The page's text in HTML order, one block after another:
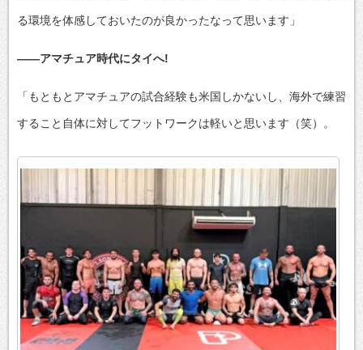
る環境を体感しておいたのが良かったなって思います」
――アマチュア時代にタイへ!
「もともとアマチュアの試合経験も米国しかないし、海外で練習
すること自体に対してフットワークは軽いと思います（笑）。